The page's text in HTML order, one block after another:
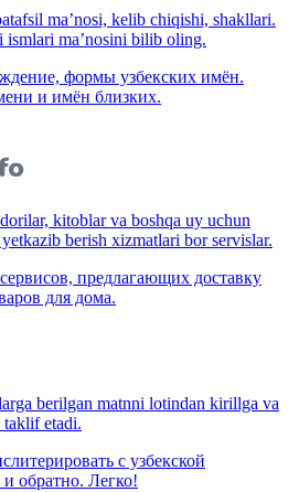
ma’nosi, kelib chiqishi, shakllari.
ma’nosini bilib oling.
формы узбекских имён.
и имён близких.
kitoblar va boshqa uy uchun
berish xizmatlari bor servislar.
предлагающих доставку
для дома.
berilgan matnni lotindan kirillga va
taklif etadi.
с узбекской
обратно. Легко!